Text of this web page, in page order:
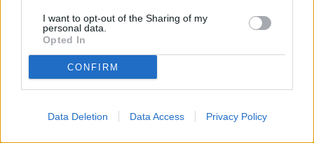
disclose it to other third parties.
I want to opt-out of the Sharing of my
personal data.
Opted In
CONFIRM
Data Deletion Data Access Privacy Policy
cappello una luce led: di giorno ripara dai raggi del
sole, al tramonto illumina la sera con un tocco
poetico ribaltando la natura archetipa
dell’ombrellone. Una piccola inversione narrativa
cambiare ogni tanto punto di vista: per un effetto